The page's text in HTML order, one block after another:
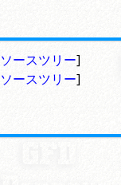
ースツリー]
ースツリー]